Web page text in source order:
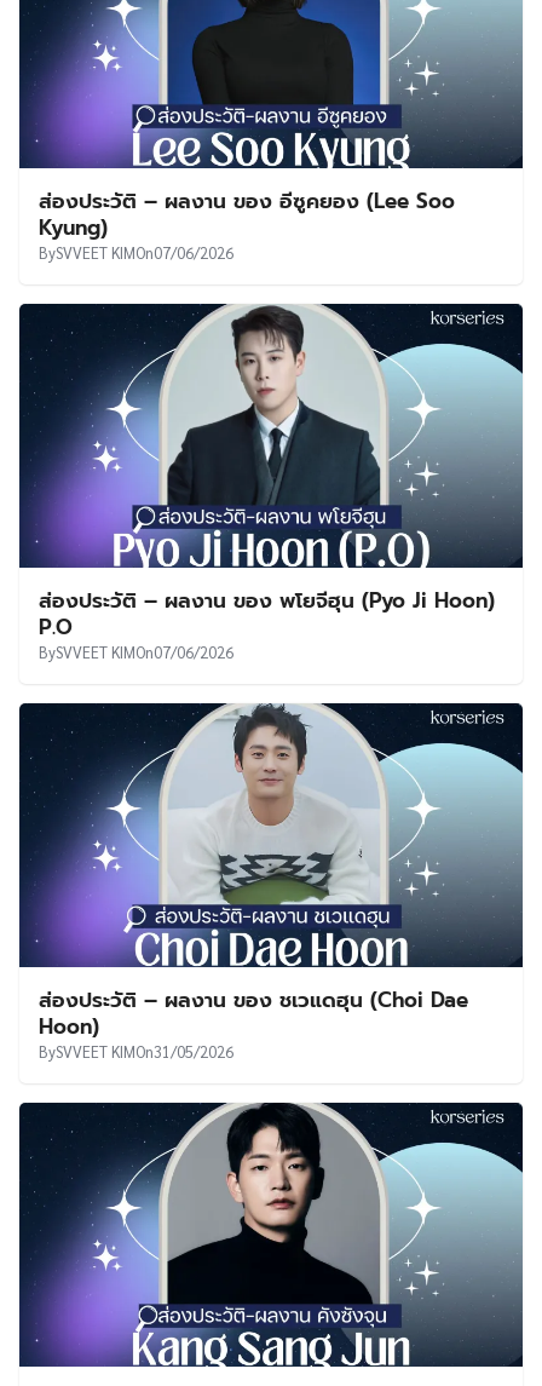
ส่องประวัติ – ผลงาน ของ อีซูคยอง (Lee Soo
Kyung)
BySVVEET KIMOn07/06/2026
ส่องประวัติ – ผลงาน ของ พโยจีฮุน (Pyo Ji Hoon)
P.O
BySVVEET KIMOn07/06/2026
ส่องประวัติ – ผลงาน ของ ชเวแดฮุน (Choi Dae
Hoon)
BySVVEET KIMOn31/05/2026